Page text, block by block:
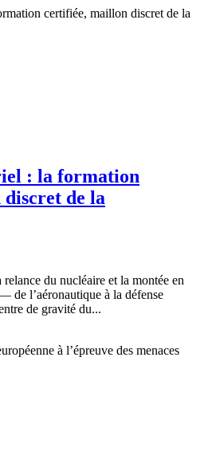
: la formation
de la
du nucléaire et la montée en
de l’aéronautique à la défense
de gravité du...